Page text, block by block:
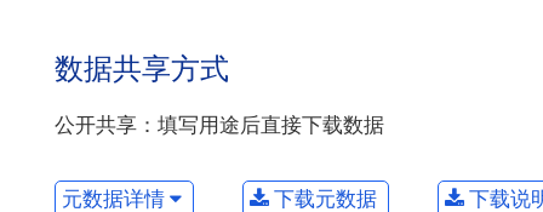
数据共享方式
公开共享：填写用途后直接下载数据
元数据详情 下载元数据 下载说